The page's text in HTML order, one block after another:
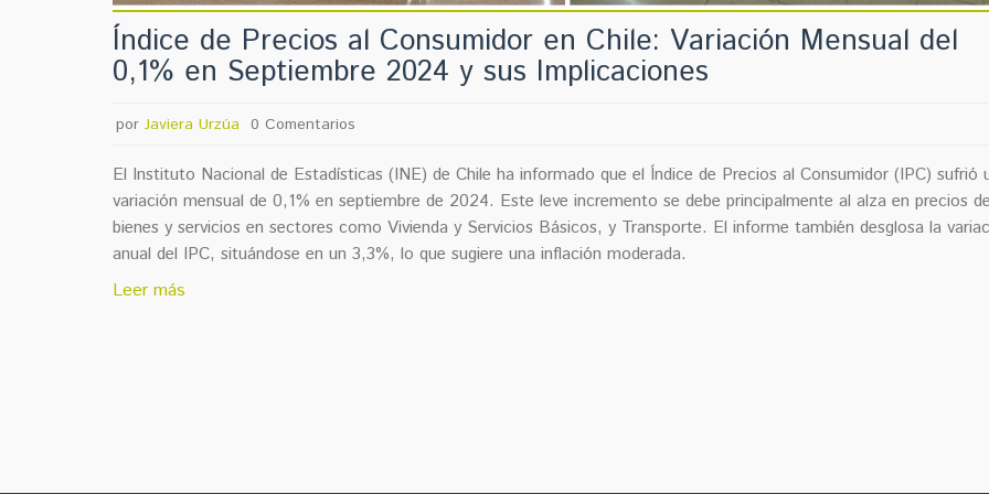
Índice de Precios al Consumidor en Chile: Variación Mensual del
0,1% en Septiembre 2024 y sus Implicaciones
por Javiera Urzúa 0 Comentarios
El Instituto Nacional de Estadísticas (INE) de Chile ha informado que el Índice de Precios al Consumidor (IPC) sufrió
variación mensual de 0,1% en septiembre de 2024. Este leve incremento se debe principalmente al alza en precios de
bienes y servicios en sectores como Vivienda y Servicios Básicos, y Transporte. El informe también desglosa la
anual del IPC, situándose en un 3,3%, lo que sugiere una inflación moderada.
Leer más